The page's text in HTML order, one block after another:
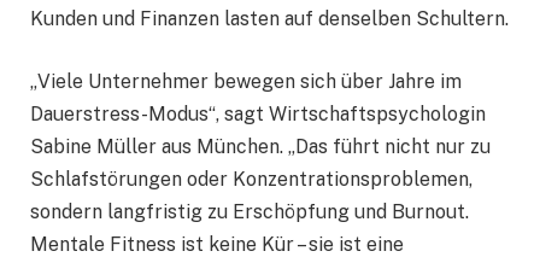
Kunden und Finanzen lasten auf denselben Schultern.
„Viele Unternehmer bewegen sich über Jahre im
Dauerstress-Modus“, sagt Wirtschaftspsychologin
Sabine Müller aus München. „Das führt nicht nur zu
Schlafstörungen oder Konzentrationsproblemen,
sondern langfristig zu Erschöpfung und Burnout.
Mentale Fitness ist keine Kür – sie ist eine